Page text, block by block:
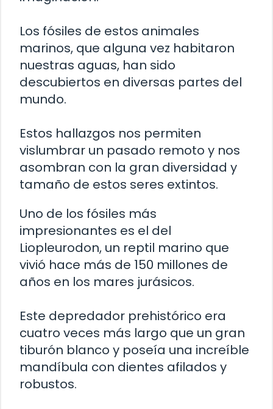
Los fósiles de estos animales
marinos, que alguna vez habitaron
nuestras aguas, han sido
descubiertos en diversas partes del
mundo.
Estos hallazgos nos permiten
vislumbrar un pasado remoto y nos
asombran con la gran diversidad y
tamaño de estos seres extintos.
Uno de los fósiles más
impresionantes es el del
Liopleurodon, un reptil marino que
vivió hace más de 150 millones de
años en los mares jurásicos.
Este depredador prehistórico era
cuatro veces más largo que un gran
tiburón blanco y poseía una increíble
mandíbula con dientes afilados y
robustos.